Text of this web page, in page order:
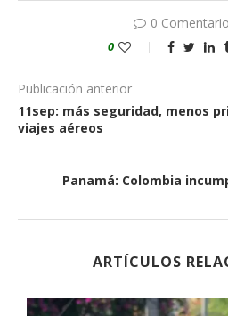
0 Comentario
0
Publicación anterior
11sep: más seguridad, menos
viajes aéreos
Panamá: Colombia
ARTÍCULOS